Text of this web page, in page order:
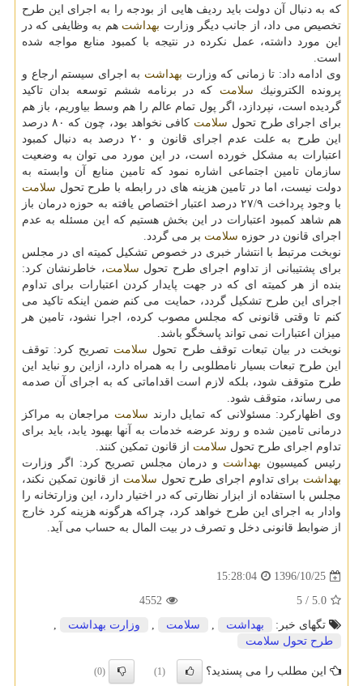
كه به دنبال آن دولت باید ردیف هایی از بودجه را به اجرای این طرح
تخصیص می داد، از جانب دیگر وزارت بهداشت هم به وظایفی كه در
این مورد داشته، عمل نكرده در نتیجه با كمبود منابع مواجه شده
است.
وی ادامه داد: تا زمانی كه وزارت بهداشت به اجرای سیستم ارجاع و
پرونده الكترونیك سلامت كه در برنامه ششم توسعه بدان تاكید
گردیده است، نپردازد، اگر پول تمام عالم را هم وسط بیاوریم، باز هم
برای اجرای طرح تحول سلامت
كافی نخواهد بود، چون كه ۸۰ درصد
این طرح به علت عدم اجرای قانون و ۲۰ درصد به دنبال كمبود
اعتبارات به مشكل خورده است، در این مورد می توان به وضعیت
سازمان تامین اجتماعی اشاره نمود كه تامین منابع آن وابسته به
دولت نیست، اما در تامین هزینه های در رابطه با طرح تحول سلامت
با وجود پرداخت ۲۷/۹ درصد اعتبار اختصاص یافته به حوزه درمان باز
هم شاهد كمبود اعتبارات در این بخش هستیم كه این مسئله به عدم
اجرای قانون در حوزه سلامت بر می گردد.
نوبخت مرتبط با انتشار خبری در خصوص تشكیل كمیته ای در مجلس
برای پشتیبانی از تداوم اجرای طرح تحول سلامت، خاطرنشان كرد:
بنده از هر كمیته ای كه در جهت پایدار كردن اعتبارات برای تداوم
اجرای این طرح تشكیل گردد، حمایت می كنم ضمن اینكه تاكید می
كنم تا وقتی قانونی كه مجلس مصوب كرده، اجرا نشود، تامین هر
میزان اعتبارات نمی تواند پاسخگو باشد.
نوبخت در بیان تبعات توقف طرح تحول سلامت تصریح كرد: توقف
این طرح تبعات بسیار نامطلوبی را به همراه دارد، ازاین رو نباید این
طرح متوقف شود، بلكه لازم است اقداماتی كه به اجرای آن صدمه
می رساند، متوقف شود.
وی اظهاركرد: مسئولانی كه تمایل دارند سلامت مراجعان به مراكز
درمانی تامین شده و روند عرضه خدمات به آنها بهبود یابد، باید برای
تداوم اجرای طرح تحول سلامت از قانون تمكین كنند.
رئیس كمیسیون بهداشت و درمان مجلس تصریح كرد: اگر وزارت
بهداشت برای تداوم اجرای طرح تحول سلامت از قانون تمكین نكند،
مجلس با استفاده از ابزار نظارتی كه در اختیار دارد، این وزارتخانه را
وادار به اجرای این طرح خواهد كرد، چراكه هرگونه هزینه كرد خارج
از ضوابط قانونی دخل و تصرف در بیت المال به حساب می آید.
1396/10/25
15:28:04
5.0
/ 5
4552
تگهای خبر:
بهداشت , سلامت , وزارت بهداشت
,
طرح تحول سلامت
این مطلب را می پسندید؟ (1)
(0)